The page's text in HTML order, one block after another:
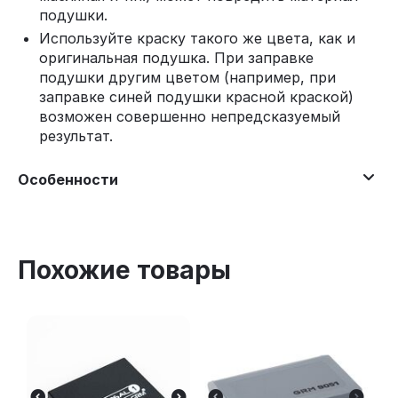
подушки.
Используйте краску такого же цвета, как и
оригинальная подушка. При заправке
подушки другим цветом (например, при
заправке синей подушки красной краской)
возможен совершенно непредсказуемый
результат.
Особенности
Похожие товары